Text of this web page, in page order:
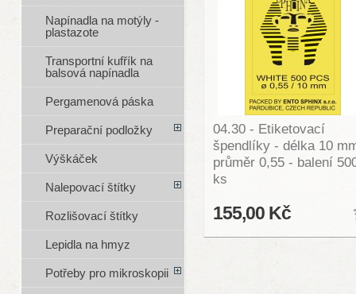
04.30 - Etiketovací
špendlíky - délka 10
průměr 0,55 - balení
ks
155,00 Kč
Napínadla na motýly -
plastazote
Transportní kufřík na
balsová napínadla
Pergamenová páska
Preparační podložky
Výškáček
Nalepovací štítky
Rozlišovací štítky
Lepidla na hmyz
Potřeby pro mikroskopii